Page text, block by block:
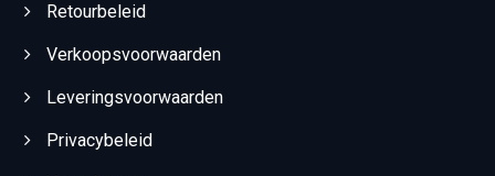
Retourbeleid
Verkoopsvoorwaarden
Leveringsvoorwaarden
Privacybeleid